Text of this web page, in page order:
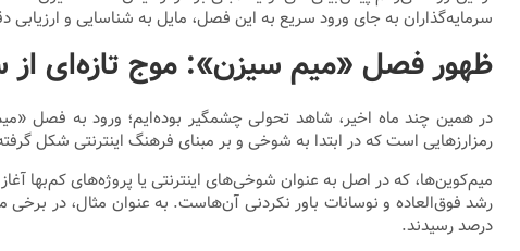
سرمایه‌گذاران به جای ورود سریع به این فصل، مایل به شناسایی و
ظهور فصل «میم سیزن»: موج تازه‌ای از
در همین چند ماه اخیر، شاهد تحولی چشمگیر بوده‌ایم؛ ورود به فصل
رمزارزهایی است که در ابتدا به شوخی و بر مبنای فرهنگ اینترنتی شکل
میم‌کوین‌ها، که در اصل به عنوان شوخی‌های اینترنتی یا پروژه‌های کم‌بها
رشد فوق‌العاده و نوسانات باور نکردنی آن‌هاست. به عنوان مثال، در برخی
درصد رسیدند.